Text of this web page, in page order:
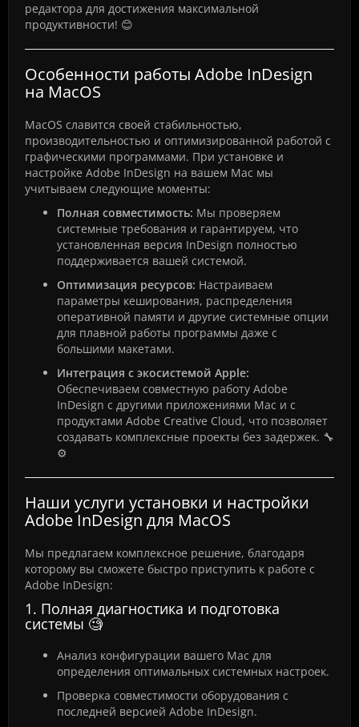
редактора для достижения максимальной
продуктивности! 😊
Особенности работы Adobe InDesign
на MacOS
MacOS славится своей стабильностью,
производительностью и оптимизированной работой с
графическими программами. При установке и
настройке Adobe InDesign на вашем Mac мы
учитываем следующие моменты:
Полная совместимость: Мы проверяем
системные требования и гарантируем, что
установленная версия InDesign полностью
поддерживается вашей системой.
Оптимизация ресурсов: Настраиваем
параметры кеширования, распределения
оперативной памяти и другие системные опции
для плавной работы программы даже с
большими макетами.
Интеграция с экосистемой Apple:
Обеспечиваем совместную работу Adobe
InDesign с другими приложениями Mac и с
продуктами Adobe Creative Cloud, что позволяет
создавать комплексные проекты без задержек. 🔧
⚙️
Наши услуги установки и настройки
Adobe InDesign для MacOS
Мы предлагаем комплексное решение, благодаря
которому вы сможете быстро приступить к работе с
Adobe InDesign:
1. Полная диагностика и подготовка
системы 🧐
Анализ конфигурации вашего Mac для
определения оптимальных системных настроек.
Проверка совместимости оборудования с
последней версией Adobe InDesign.